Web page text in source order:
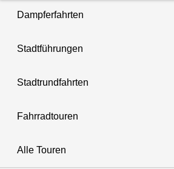
Dampferfahrten
Stadtführungen
Stadtrundfahrten
Fahrradtouren
Alle Touren